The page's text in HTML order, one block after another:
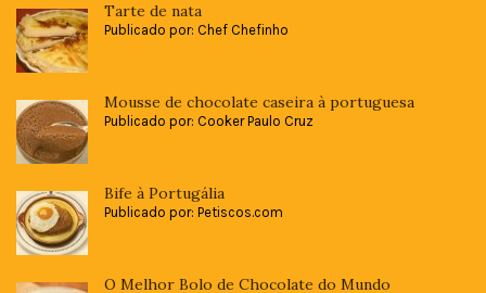
Tarte de nata
Publicado por: Chef Chefinho
Mousse de chocolate caseira à portuguesa
Publicado por: Cooker Paulo Cruz
Bife à Portugália
Publicado por: Petiscos.com
O Melhor Bolo de Chocolate do Mundo